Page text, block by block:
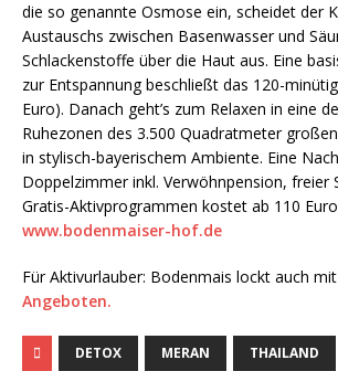
die so genannte Osmose ein, scheidet der
Austauschs zwischen Basenwasser und
Schlackenstoffe über die Haut aus. Eine
zur Entspannung beschließt das 120-
Euro). Danach geht’s zum Relaxen in eine
Ruhezonen des 3.500 Quadratmeter
in stylisch-bayerischem Ambiente. Eine
Doppelzimmer inkl. Verwöhnpension, freier
Gratis-Aktivprogrammen kostet ab 110
www.bodenmaiser-hof.de
Für Aktivurlauber: Bodenmais lockt auch
Angeboten.
DETOX MERAN THAILAND